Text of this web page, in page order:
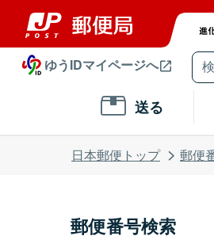
ゆうIDマイページへ
送る
日本郵便トップ 郵便
郵便番号検索